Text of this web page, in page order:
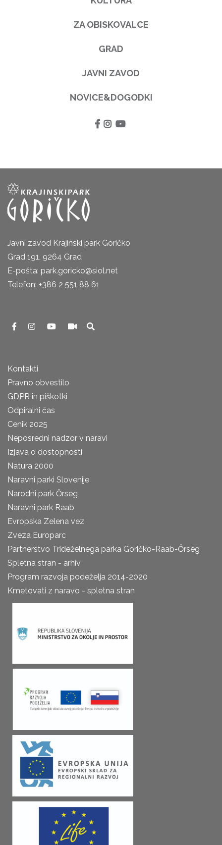
ZA OBISKOVALCE
GRAD
JAVNI ZAVOD
NOVICE&DOGODKI
Javni zavod Krajinski park Goričko
Grad 191, 9264 Grad
E-pošta: park.goricko@siol.net
Telefon: +386 2 551 88 61
Kontakti
Pravno obvestilo
GDPR in piškotki
Odpiralni čas
Cenik 2025
Neposredni nadzor v naravi
Izjava o dostopnosti
Natura 2000
Naravni parki Slovenije
Narodni park Őrseg
Naravni park Raab
Evropska Zelena vez
Zveza Europarc
Partnerstvo Trideželnega parka Goričko-Raab-Őrség
Spletna stran - arhiv
Program razvoja podeželja 2014-2020
Kmetovati z naravo - spletna stran